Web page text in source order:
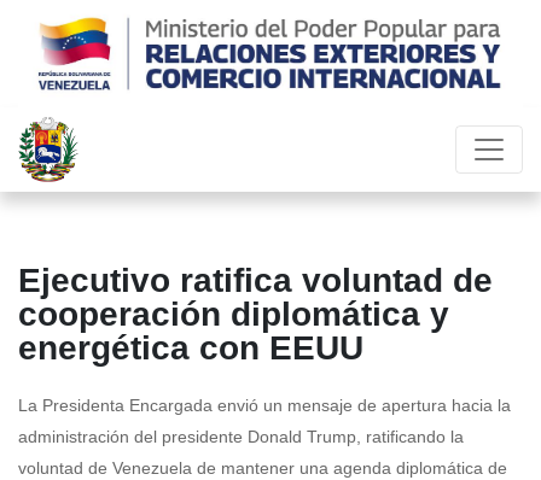
Ejecutivo ratifica voluntad de
cooperación diplomática y
energética con EEUU
La Presidenta Encargada envió un mensaje de apertura hacia la
administración del presidente Donald Trump, ratificando la
voluntad de Venezuela de mantener una agenda diplomática de